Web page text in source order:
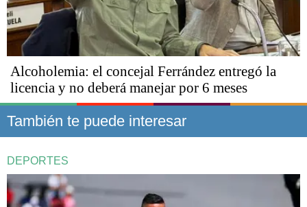
Alcoholemia: el concejal Ferrández entregó la
licencia y no deberá manejar por 6 meses
También te puede interesar
DEPORTES